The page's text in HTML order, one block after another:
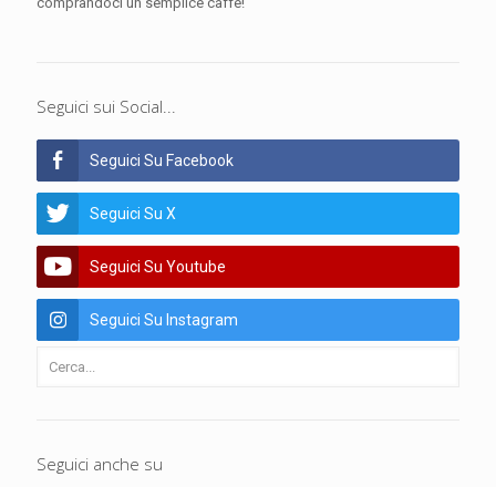
Seguici sui Social...
Seguici Su Facebook
Seguici Su X
Seguici Su Youtube
Seguici Su Instagram
Seguici anche su